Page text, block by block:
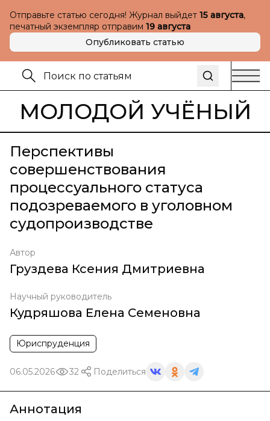
Отправьте статью сегодня! Журнал выйдет 15 августа,
печатный экземпляр отправим 19 августа
Опубликовать статью
МОЛОДОЙ УЧЁНЫЙ
Перспективы
совершенствования
процессуального статуса
подозреваемого в уголовном
судопроизводстве
Автор
Груздева Ксения Дмитриевна
Научный руководитель
Кудряшова Елена Семеновна
Юриспруденция
06.05.2026 32 Поделиться
Аннотация